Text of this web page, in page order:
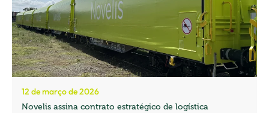
12 de março de 2026
Novelis assina contrato estratégico de logística